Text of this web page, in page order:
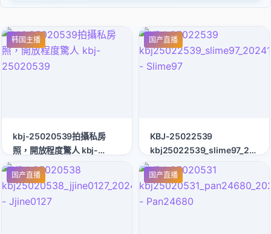
韩国主播
kbj-25020539拍攝私房
照，開放程度驚人 kbj-
25020539
国产直播
KBJ-25022539
- Slime97
国产直播 国产直播